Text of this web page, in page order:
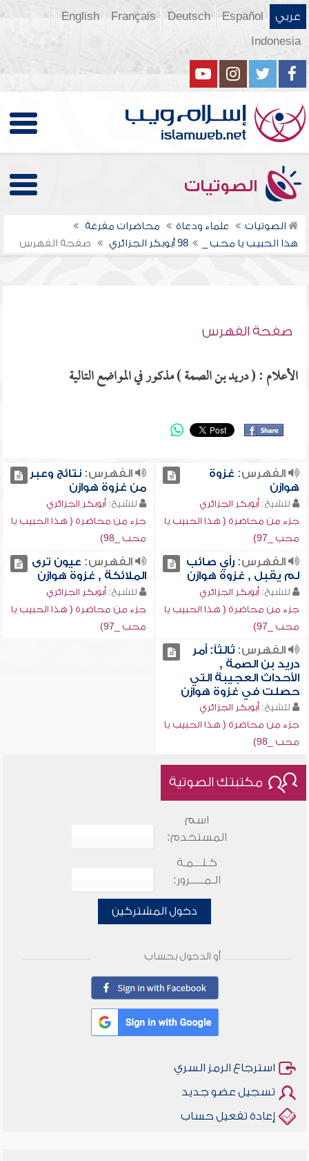
عربي Español
Deutsch
Français
English
Indonesia
الصوتيات
الصوتيات علماء ودعاة
محاضرات مفرغة
هذا الحبيب يا محب _98
أبوبكر الجزائري صفحة الفهرس
صفحة الفهرس
الأعلام : ( دريد بن الصمة ) مذكور في المواضع التالية
الفهرس: غزوة
هوازن
للشيخ: أبوبكر الجزائري
جزء من محاضرة ( هذا الحبيب يا
محب _97)
الفهرس:نتائج وعبر
من غزوة هوازن
للشيخ: أبوبكر الجزائري
جزء من محاضرة ( هذا الحبيب يا
محب _98)
الفهرس:رأي صائب
لم يقبل , غزوة هوازن
للشيخ: أبوبكر الجزائري
جزء من محاضرة ( هذا الحبيب يا
محب _97)
الفهرس: عيون ترى
الملائكة , غزوة هوازن
للشيخ: أبوبكر الجزائري
جزء من محاضرة ( هذا الحبيب يا
محب _97)
الفهرس:ثالثاً: أمر
دريد بن الصمة ,
الأحداث العجيبة التي
حصلت في غزوة هوازن
للشيخ: أبوبكر الجزائري
جزء من محاضرة ( هذا الحبيب يا
محب _98)
مكتبتك الصوتية
اسم
المستخدم:
كـلـــمـة
الـمـــــرور:
دخول المشتركين
أو الدخول بحساب
استرجاع الرمز السري
تسجيل عضو جديد
إعادة تفعيل حساب